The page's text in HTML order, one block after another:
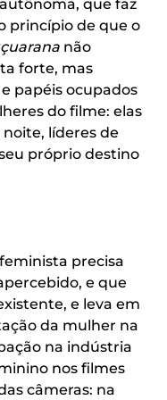
que faz
princípio de que o
não
forte, mas
papéis ocupados
do filme: elas
líderes de
próprio destino
precisa
e que
e leva em
da mulher na
na indústria
nos filmes
câmeras: na